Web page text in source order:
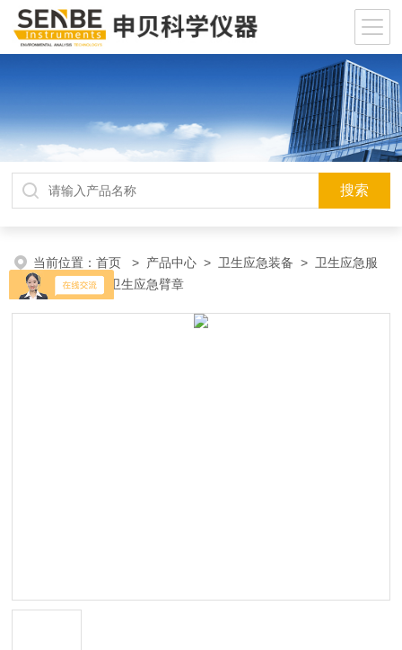
当前位置：首页 > 产品中心 > 卫生应急装备 > 卫生应急服
装
> SENBE卫生应急臂章